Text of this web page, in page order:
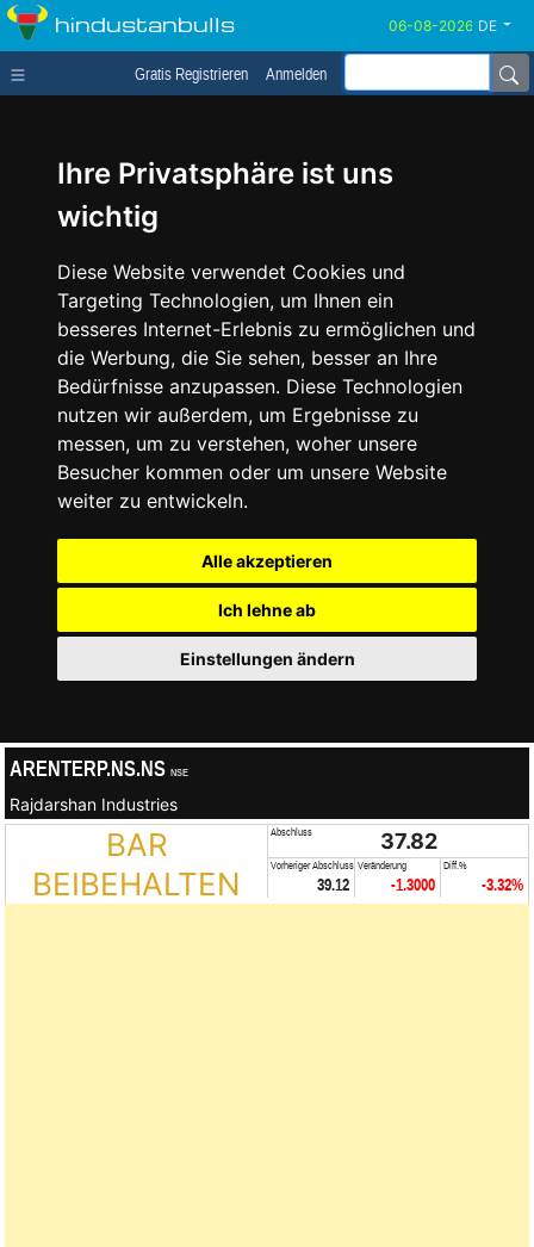
Ihre Privatsphäre ist uns
wichtig
Diese Website verwendet Cookies und
Targeting Technologien, um Ihnen ein
besseres Internet-Erlebnis zu ermöglichen und
die Werbung, die Sie sehen, besser an Ihre
Bedürfnisse anzupassen. Diese Technologien
nutzen wir außerdem, um Ergebnisse zu
messen, um zu verstehen, woher unsere
Besucher kommen oder um unsere Website
weiter zu entwickeln.
Alle akzeptieren
Ich lehne ab
Einstellungen ändern
hindustanbulls DE
Gratis Registrieren Anmelden
ARENTERP.NS.NS NSE
Rajdarshan Industries
BAR
BEIBEHALTEN
Abschluss 37.82
Vorheriger Abschluss
39.12
Veränderung
-1.3000
Diff.%
-3.32%